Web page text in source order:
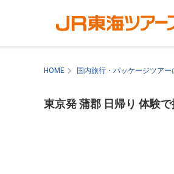
HOME 国内旅行・パッケージツア
東京発 蒲郡 日帰り 体験